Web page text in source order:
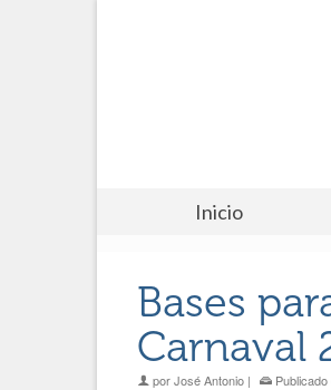
Inicio
Bases
Carnaval
porJosé Antonio | Publicado